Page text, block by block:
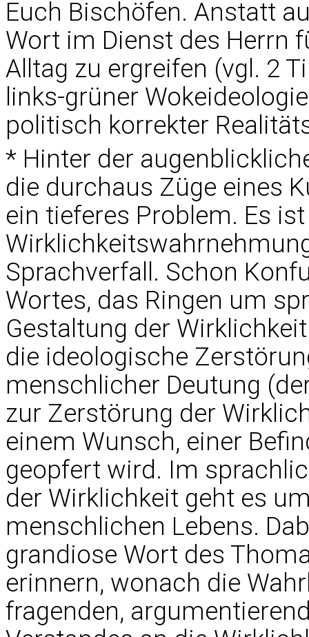
Euch Bischöfen. Anstatt
Wort im Dienst des Herrn
Alltag zu ergreifen (vgl. 2
links-grüner
politisch korrekter
* Hinter der
die durchaus Züge eines
ein tieferes Problem. Es
Sprachverfall. Schon
Wortes, das Ringen um
Gestaltung der
die ideologische
menschlicher Deutung
zur Zerstörung der
einem Wunsch, einer
geopfert wird. Im
der Wirklichkeit geht es
menschlichen Lebens.
grandiose Wort des
erinnern, wonach die
fragenden,